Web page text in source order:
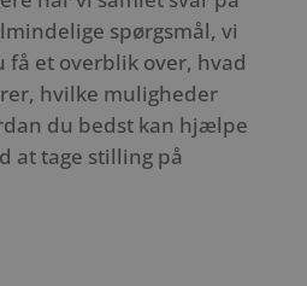
spørgsmål, vi
få et overblik over, hvad
hvilke muligheder
du bedst kan hjælpe
at tage stilling på